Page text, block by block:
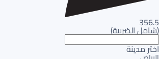
356.5
(شامل الضريبة)
اختر مدينة